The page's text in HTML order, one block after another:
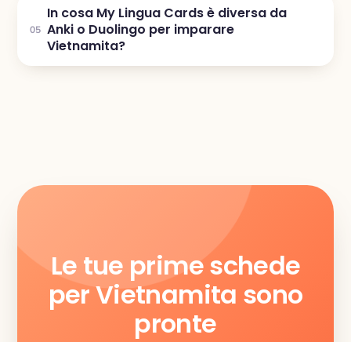
05
In cosa My Lingua Cards è diversa da
Anki o Duolingo per imparare
Vietnamita?
Le tue prime schede
per Vietnamita sono
pronte